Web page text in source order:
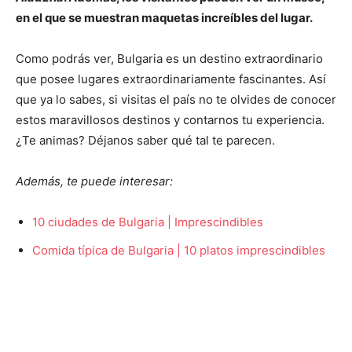
en el que se muestran maquetas increíbles del lugar.
Como podrás ver, Bulgaria es un destino extraordinario
que posee lugares extraordinariamente fascinantes. Así
que ya lo sabes, si visitas el país no te olvides de conocer
estos maravillosos destinos y contarnos tu experiencia.
¿Te animas? Déjanos saber qué tal te parecen.
Además, te puede interesar:
10 ciudades de Bulgaria | Imprescindibles
Comida típica de Bulgaria | 10 platos imprescindibles